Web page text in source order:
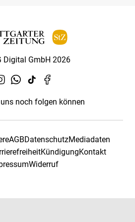
Digital GmbH 2026
noch folgen können
AGBDatenschutzMediadaten
KündigungKontakt
Widerruf